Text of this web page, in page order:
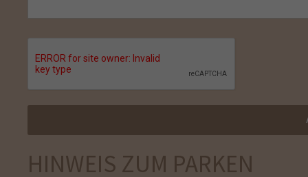
HINWEIS ZUM PARKEN
Bitte Parken Sie Ihr Auto rechts am Wald, ca. 300m
kleinen Kindertagesstätte links in den Weg rein, halten